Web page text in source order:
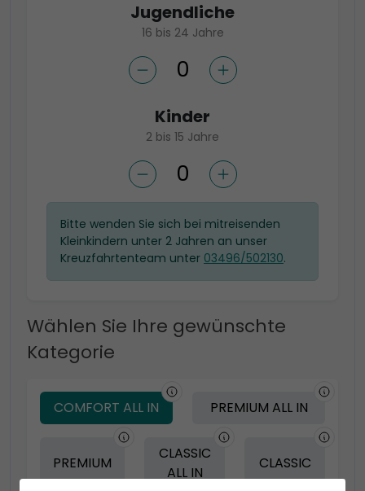
Jugendliche
16 bis 24 Jahre
Kinder
2 bis 15 Jahre
Bitte wenden Sie sich bei mitreisenden
Kleinkindern unter 2 Jahren an unser
Kreuzfahrtenteam unter 03496/502130.
Wählen Sie Ihre gewünschte
Kategorie
COMFORT ALL IN PREMIUM ALL IN
PREMIUM
CLASSIC
ALL IN
CLASSIC